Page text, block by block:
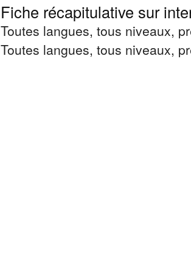
Fiche récapitulative sur
Toutes langues, tous niveaux,
Toutes langues, tous niveaux,